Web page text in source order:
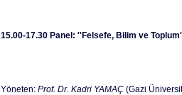
15.00-17.30 Panel: ''Felsefe, Bilim ve
Yöneten: Prof. Dr. Kadri YAMAÇ (Gazi